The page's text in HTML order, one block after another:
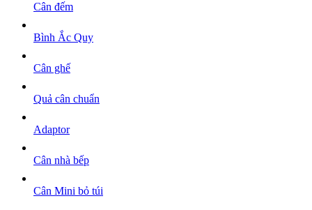
Cân đếm
Bình Ắc Quy
Cân ghế
Quả cân chuẩn
Adaptor
Cân nhà bếp
Cân Mini bỏ túi